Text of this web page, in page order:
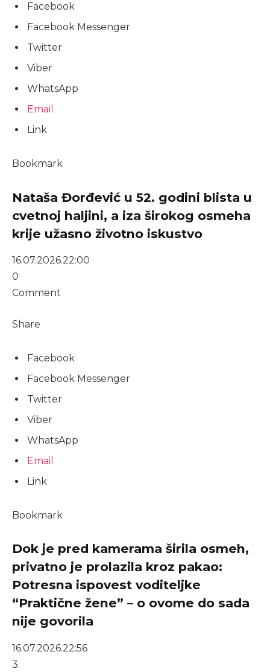
Facebook
Facebook Messenger
Twitter
Viber
WhatsApp
Email
Link
Bookmark
Nataša Đorđević u 52. godini blista u
cvetnoj haljini, a iza širokog osmeha
krije užasno životno iskustvo
16.07.2026.22:00
0
Comment
Share
Facebook
Facebook Messenger
Twitter
Viber
WhatsApp
Email
Link
Bookmark
Dok je pred kamerama širila osmeh,
privatno je prolazila kroz pakao:
Potresna ispovest voditeljke
“Praktične žene” – o ovome do sada
nije govorila
16.07.2026.22:56
3